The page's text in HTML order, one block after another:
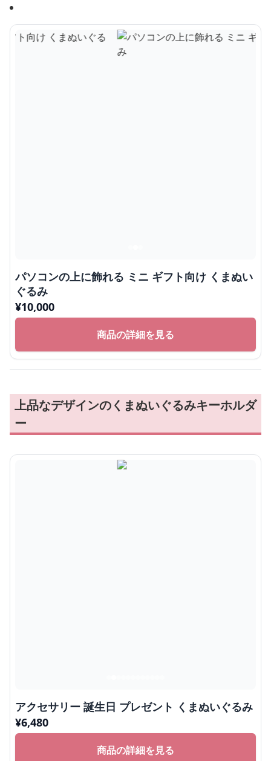
パソコンの上に飾れる ミニ ギフト向け くまぬい
ぐるみ
¥10,000
商品の詳細を見る
上品なデザインのくまぬいぐるみキーホルダ
ー
アクセサリー 誕生日 プレゼント くまぬいぐるみ
¥6,480
商品の詳細を見る